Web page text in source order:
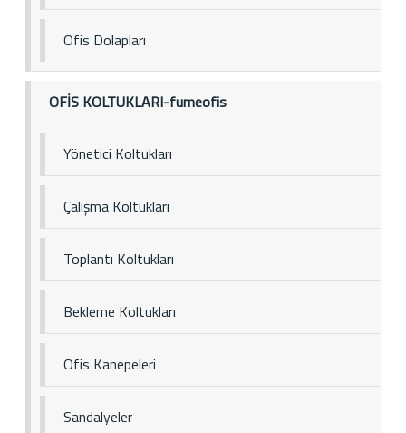
Ofis Dolapları
OFİS KOLTUKLARI-fumeofis
Yönetici Koltukları
Çalışma Koltukları
Toplantı Koltukları
Bekleme Koltukları
Ofis Kanepeleri
Sandalyeler